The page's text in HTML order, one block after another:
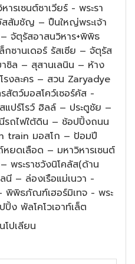
รเซนต์ซาเวียร์ - พระรา
สสัมชัญ – ปืนใหญ่พระเจ้า
– จัตุรัสอาสนวิหาร+พิพิธ
กซานเดอร์ รัสเซีย – จัตุรัส
ซิล – สุสานเลนิน – ห้าง
งละคร – สวน Zaryadye
สัตว์มอสโคว์เซอร์คัส -
ปร์โรว์ ฮิลล์ – ประตูชัย –
รถไฟใต้ดิน – ช้อปปิ้งถนน
train มอสโก – ป้อมปี
ยดเลือด – มหาวิหารเซนต์
พระราชวังนิโคลัส(ด้าน
นี – ล่องเรือแม่เนวา -
พิพิธภัณฑ์เฮอร์มิเทจ - พระ
ง พัลโคโวเอาท์เล็ต
โปเลียน